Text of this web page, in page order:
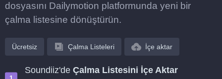
dosyasını Dailymotion platformunda yeni bir
çalma listesine dönüştürün.
Ücretsiz Çalma Listeleri İçe aktar
Soundiiz'de Çalma Listesini İçe Aktar